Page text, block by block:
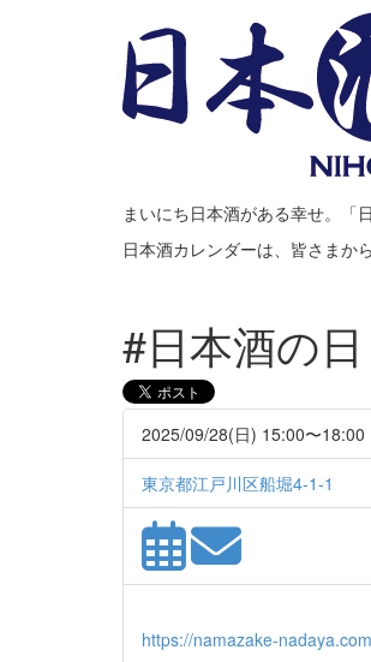
まいにち日本酒がある幸せ。「
日本酒カレンダーは、皆さまか
#日本酒の
2025/09/28(日) 15:00〜18:00
東京都江戸川区船堀4-1-1
https://namazake-